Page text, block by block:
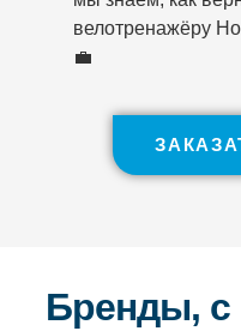
велотренажёру
💼
Бренды,